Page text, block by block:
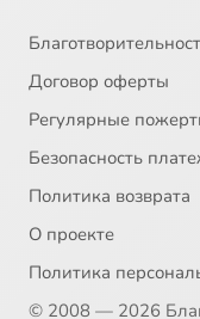
Договор оферты
Регулярные
Безопасность
Политика возврата
О проекте
Политика
© 2008 — 2026